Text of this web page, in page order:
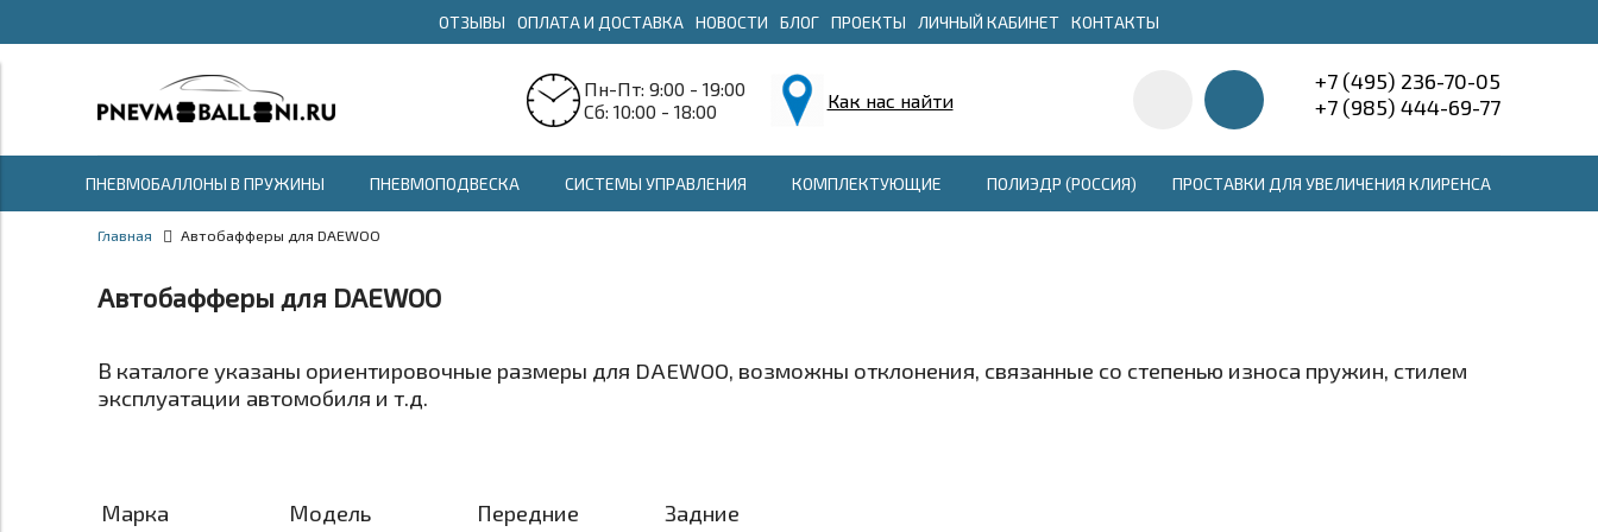
ОТЗЫВЫ ОПЛАТА И ДОСТАВКА НОВОСТИ БЛОГ ПРОЕКТЫ ЛИЧНЫЙ КАБИНЕТ КОНТАКТЫ
Пн-Пт: 9:00 - 19:00
Сб: 10:00 - 18:00
Как нас найти
+7 (495) 236-70-05
+7 (985) 444-69-77
ПНЕВМОБАЛЛОНЫ В ПРУЖИНЫ ПНЕВМОПОДВЕСКА СИСТЕМЫ УПРАВЛЕНИЯ КОМПЛЕКТУЮЩИЕ ПОЛИЭДР (РОССИЯ) ПРОСТАВКИ ДЛЯ УВЕЛИЧЕНИЯ КЛИРЕНСА
Главная Автобафферы для DAEWOO
Автобафферы для DAEWOO
В каталоге указаны ориентировочные размеры для DAEWOO, возможны отклонения, связанные со степенью износа пружин, стилем
эксплуатации автомобиля и т.д.
Марка Модель Передние Задние